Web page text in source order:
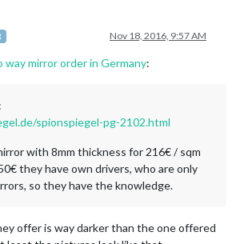
Nov 18, 2016, 9:57 AM
way mirror order in Germany:
spionspiegel-pg-2102.html
with 8mm thickness for 216€ / sqm
they have own drivers, who are only
so they have the knowledge.
offer is way darker than the one offered